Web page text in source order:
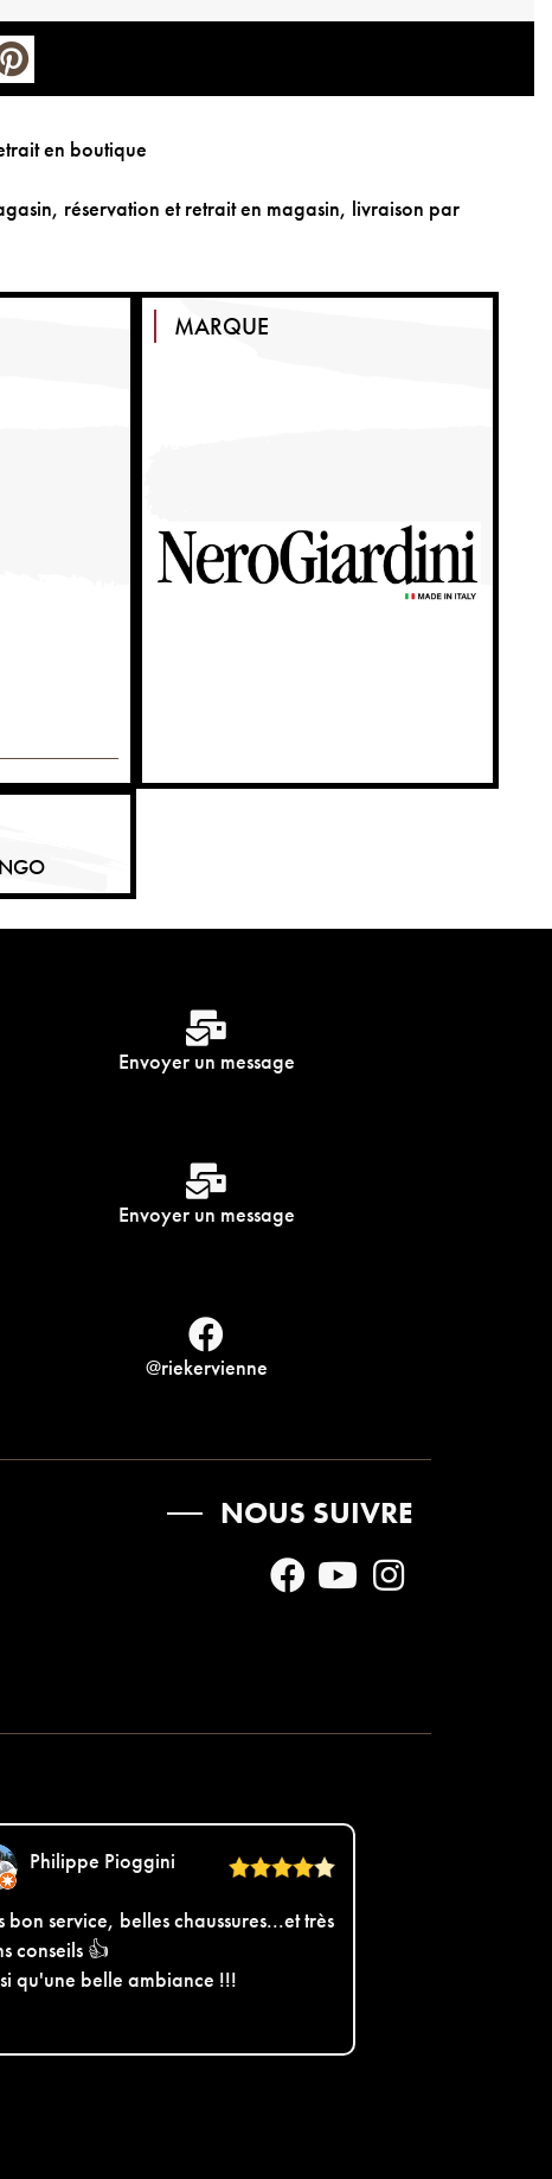
en boutique
réservation et retrait en magasin, livraison par
MARQUE
Envoyer un message
Envoyer un message
@riekervienne
NOUS SUIVRE
Philippe Pioggini
bon service, belles chaussures...et très
conseils 👍
qu'une belle ambiance !!!